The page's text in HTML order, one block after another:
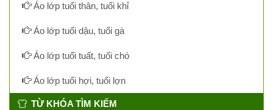
Áo lớp tuổi thân, tuổi khỉ
Áo lớp tuổi dậu, tuổi gà
Áo lớp tuổi tuất, tuổi chó
Áo lớp tuổi hợi, tuổi lợn
TỪ KHÓA TÌM KIẾM